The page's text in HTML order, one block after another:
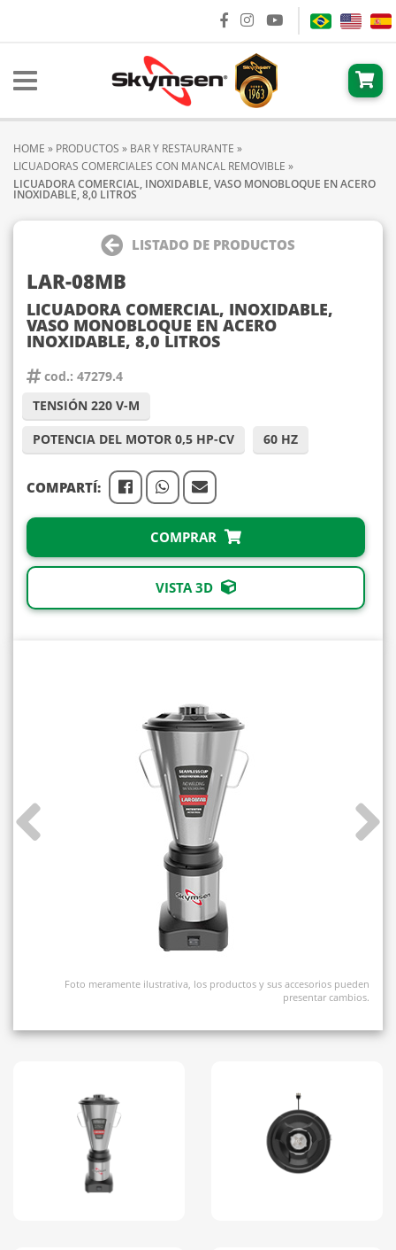
HOME » PRODUCTOS » BAR Y RESTAURANTE »
LICUADORAS COMERCIALES CON MANCAL REMOVIBLE »
LICUADORA COMERCIAL, INOXIDABLE, VASO MONOBLOQUE EN ACERO
INOXIDABLE, 8,0 LITROS
LISTADO DE PRODUCTOS
LAR-08MB
LICUADORA COMERCIAL, INOXIDABLE,
VASO MONOBLOQUE EN ACERO
INOXIDABLE, 8,0 LITROS
cod.: 47279.4
TENSIÓN 220 V-M
POTENCIA DEL MOTOR 0,5 HP-CV
60 HZ
COMPARTÍ:
COMPRAR
VISTA 3D
Foto meramente ilustrativa, los productos y sus accesorios pueden
presentar cambios.